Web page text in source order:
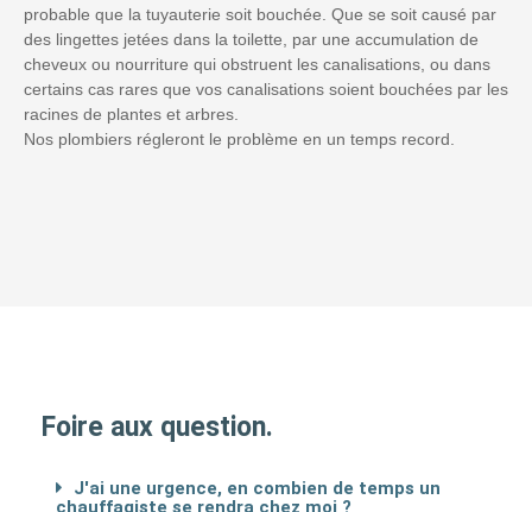
probable que la tuyauterie soit bouchée. Que se soit causé par
des lingettes jetées dans la toilette, par une accumulation de
cheveux ou nourriture qui obstruent les canalisations, ou dans
certains cas rares que vos canalisations soient bouchées par les
racines de plantes et arbres.
Nos plombiers régleront le problème en un temps record.
Foire aux question.
J'ai une urgence, en combien de temps un
chauffagiste se rendra chez moi ?